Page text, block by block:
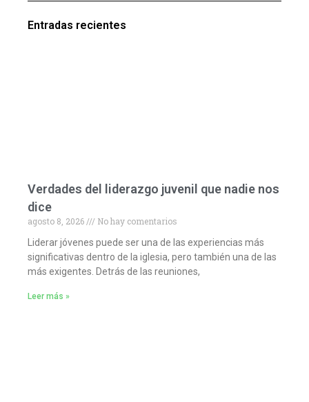
Entradas recientes
Verdades del liderazgo juvenil que nadie nos
dice
agosto 8, 2026
No hay comentarios
Liderar jóvenes puede ser una de las experiencias más
significativas dentro de la iglesia, pero también una de las
más exigentes. Detrás de las reuniones,
Leer más »